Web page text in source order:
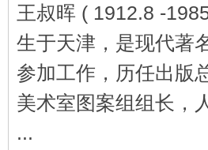
王叔晖 ( 1912.8 -
生于天津，是现代著
参加工作，历任出版
美术室图案组组长，
...